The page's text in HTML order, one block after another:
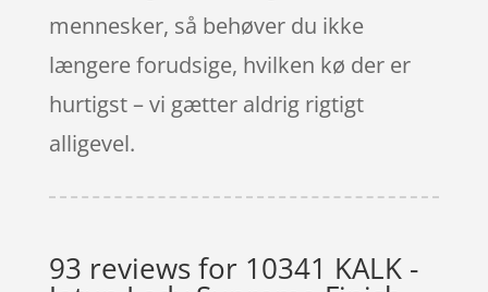
mennesker, så behøver du ikke
længere forudsige, hvilken kø der er
hurtigst – vi gætter aldrig rigtigt
alligevel.
93 reviews for 10341 KALK -